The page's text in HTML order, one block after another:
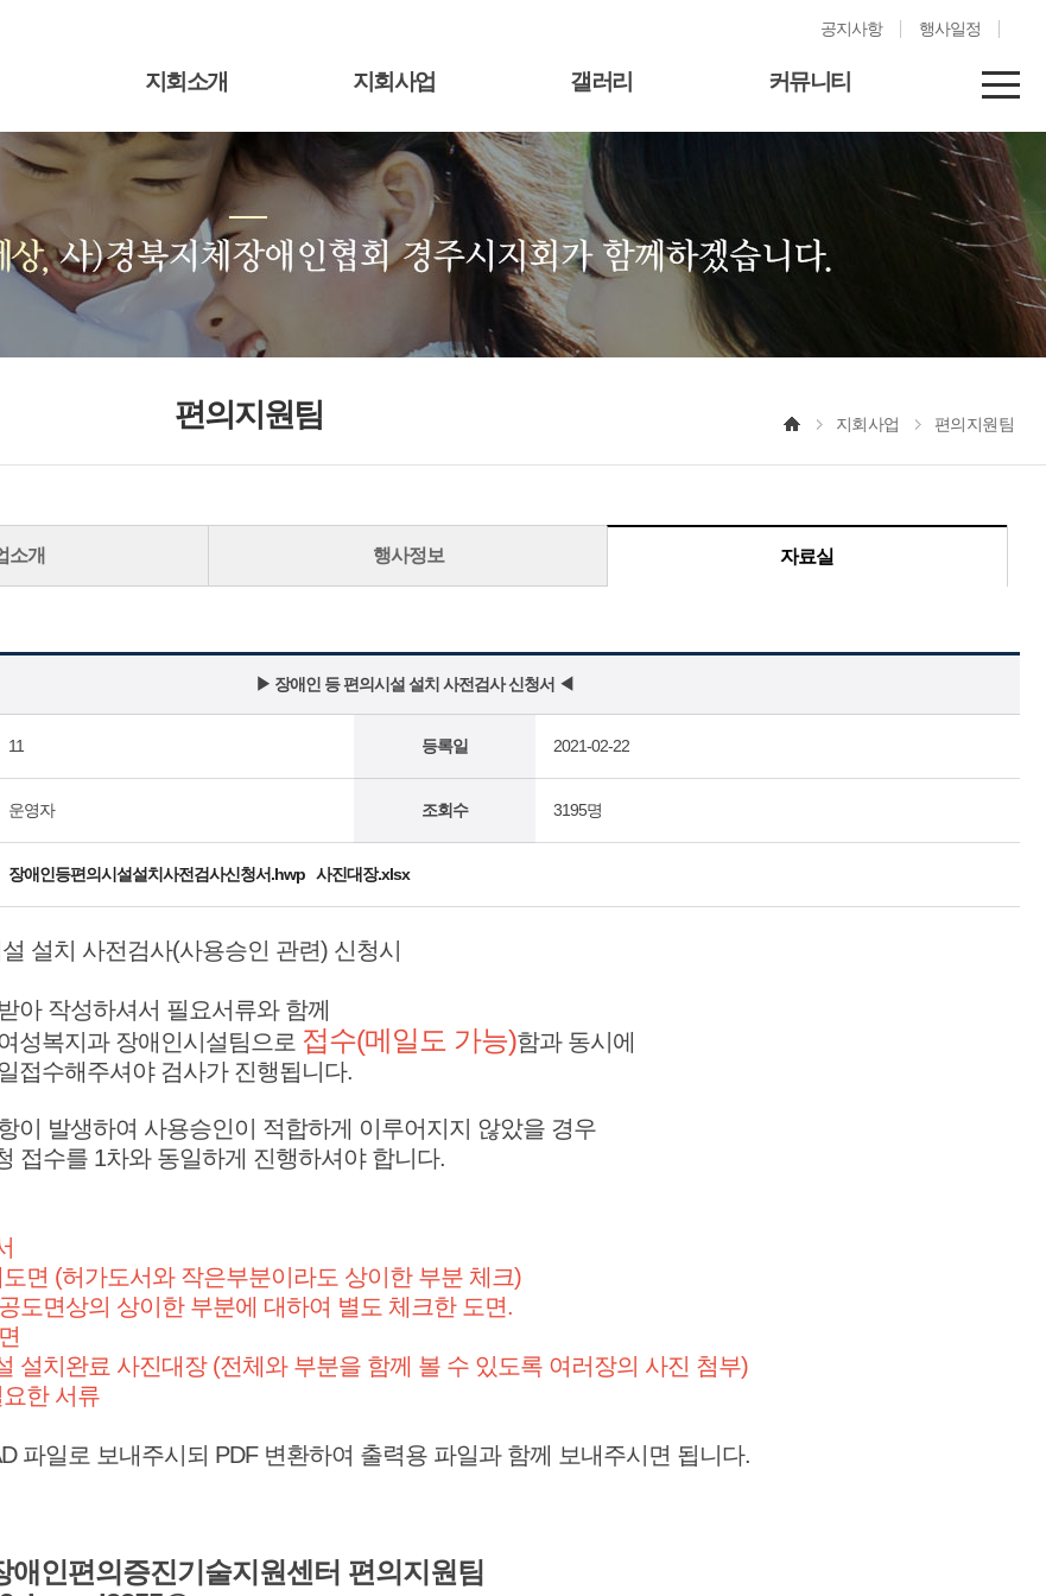
공지사항 행사일정
지회소개 지회사업 갤러리 커뮤니티
편의지원팀 지회사업 편의지원팀
소개 행사정보 자료실
▶ 장애인 등 편의시설 설치 사전검사 신청서 ◀
11 등록일 2021-02-22
운영자 조회수 3195명
장애인등편의시설설치사전검사신청서.hwp 사진대장.xlsx
설치 사전검사(사용승인 관련) 신청시
아 작성하셔서 필요서류와 함께
성복지과 장애인시설팀으로 접수(메일도 가능)함과 동시에
접수해주셔야 검사가 진행됩니다.
이 발생하여 사용승인이 적합하게 이루어지지 않았을 경우
접수를 1차와 동일하게 진행하셔야 합니다.
면 (허가도서와 작은부분이라도 상이한 부분 체크)
도면상의 상이한 부분에 대하여 별도 체크한 도면.
설치완료 사진대장 (전체와 부분을 함께 볼 수 있도록 여러장의 사진 첨부)
한 서류
파일로 보내주시되 PDF 변환하여 출력용 파일과 함께 보내주시면 됩니다.
애인편의증진기술지원센터 편의지원팀